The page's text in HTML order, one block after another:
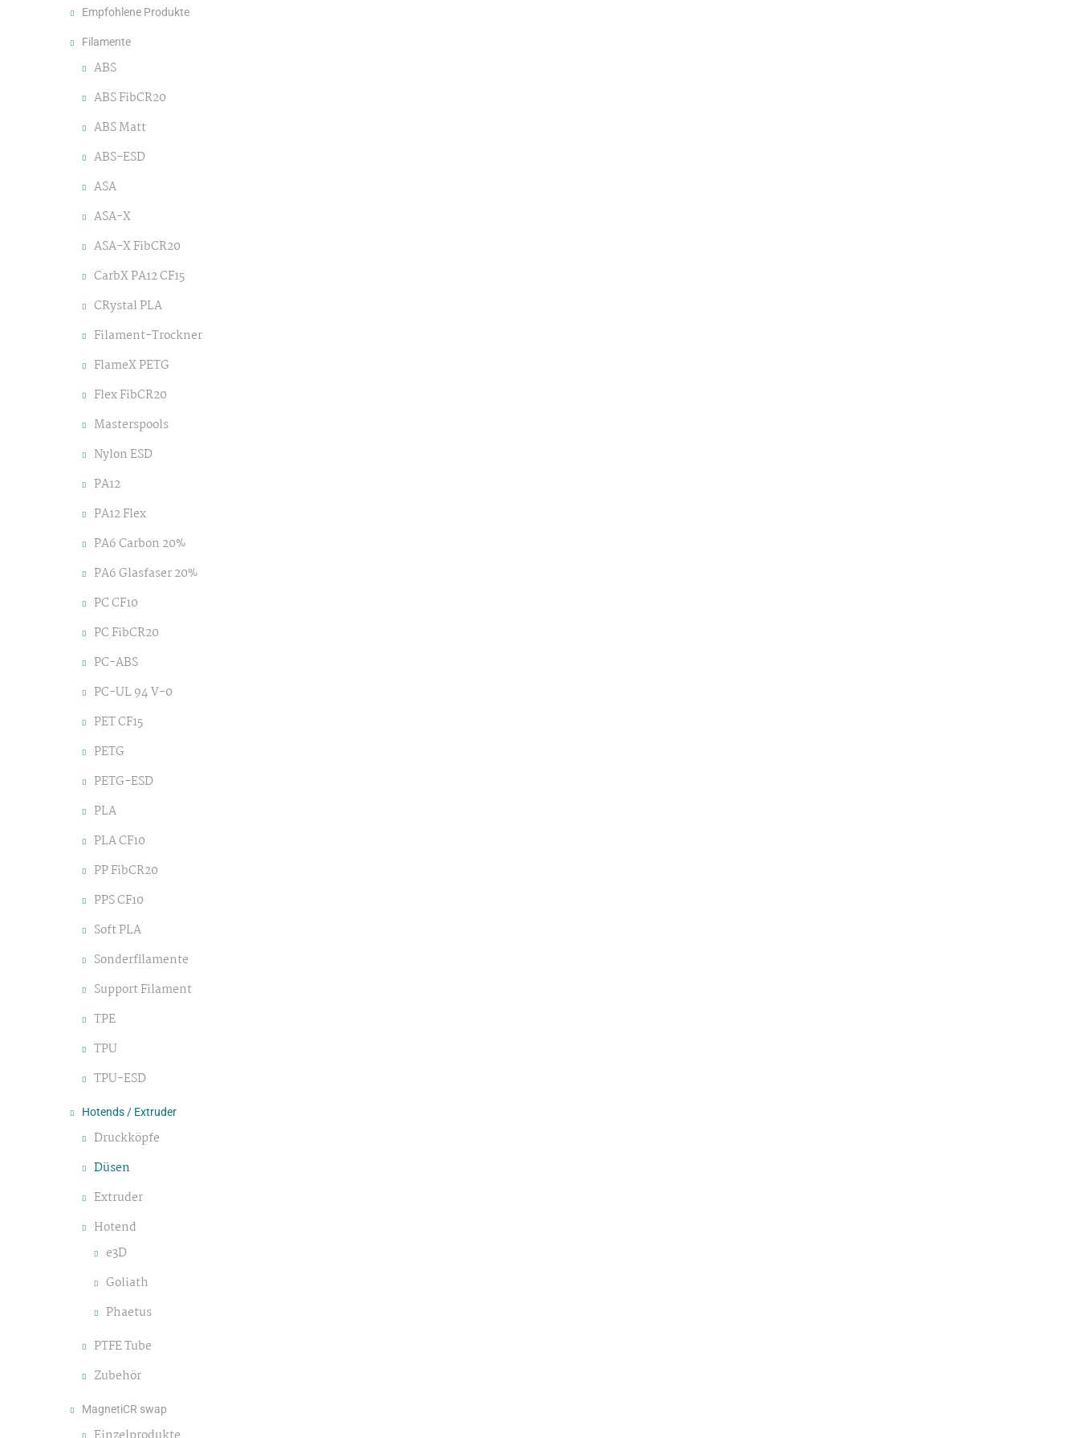
Empfohlene Produkte
Filamente
ABS
ABS FibCR20
ABS Matt
ABS-ESD
ASA
ASA-X
ASA-X FibCR20
CarbX PA12 CF15
CRystal PLA
Filament-Trockner
FlameX PETG
Flex FibCR20
Masterspools
Nylon ESD
PA12
PA12 Flex
PA6 Carbon 20%
PA6 Glasfaser 20%
PC CF10
PC FibCR20
PC-ABS
PC-UL 94 V-0
PET CF15
PETG
PETG-ESD
PLA
PLA CF10
PP FibCR20
PPS CF10
Soft PLA
Sonderfilamente
Support Filament
TPE
TPU
TPU-ESD
Hotends / Extruder
Druckköpfe
Düsen
Extruder
Hotend
e3D
Goliath
Phaetus
PTFE Tube
Zubehör
MagnetiCR swap